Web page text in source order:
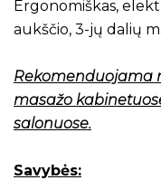
Ergonomiškas,
aukščio, 3-jų dalių
Rekomenduojama
masažo
salonuose.
Savybės: